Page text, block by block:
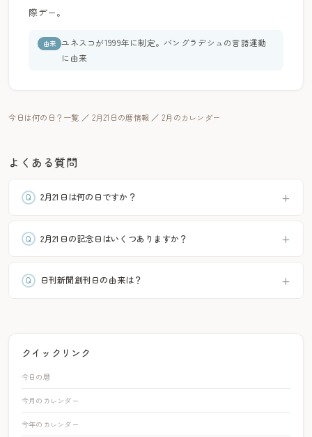
際デー。
由来 ユネスコが1999年に制定。バングラデシュの言語運動
に由来
今日は何の日？一覧 ／ 2月21日の暦情報 ／ 2月のカレンダー
よくある質問
2月21日は何の日ですか？
2月21日の記念日はいくつありますか？
日刊新聞創刊日の由来は？
クイックリンク
今日の暦
今月のカレンダー
今年のカレンダー